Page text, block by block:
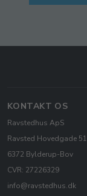
KONTAKT OS
Ravstedhus ApS
Ravsted Hovedgade 51
6372 Bylderup-Bov
CVR: 27226329
info@ravstedhus.dk